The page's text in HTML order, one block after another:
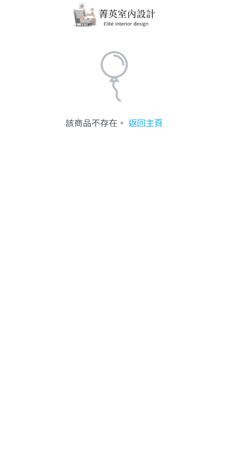
該商品不存在。 返回主頁